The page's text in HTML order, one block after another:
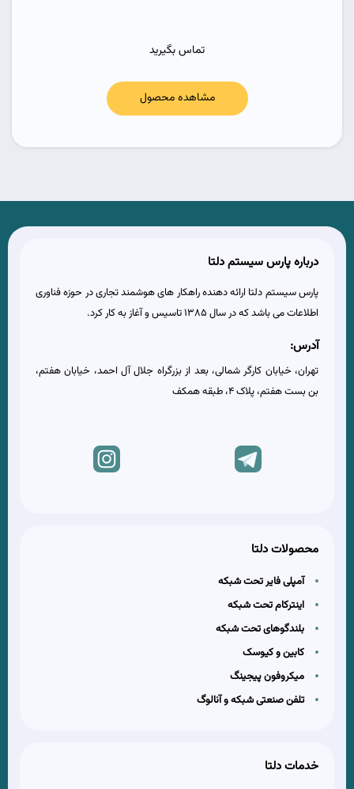
تماس بگیرید
مشاهده محصول
درباره پارس سیستم دلتا
پارس سیستم دلتا ارائه دهنده راهکار های هوشمند تجاری در حوزه فناوری
اطلاعات می باشد که در سال 1385 تاسیس و آغاز به کار کرد.
آدرس:
تهران، خیابان کارگر شمالی، بعد از بزرگراه جلال آل احمد، خیابان هفتم،
بن بست هفتم، پلاک 4، طبقه همکف
محصولات دلتا
آمپلی فایر تحت شبکه
اینترکام تحت شبکه
بلندگوهای تحت شبکه
کابین و کیوسک
میکروفون پیجینگ
تلفن صنعتی شبکه و آنالوگ
خدمات دلتا